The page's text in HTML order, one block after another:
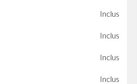
Inclus
Inclus
Inclus
Inclus